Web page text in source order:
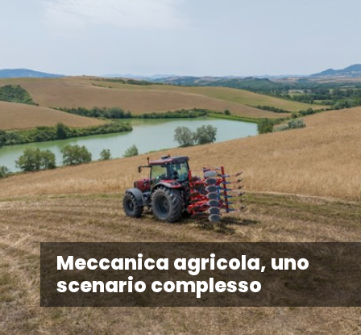
Meccanica agricola, uno
scenario complesso